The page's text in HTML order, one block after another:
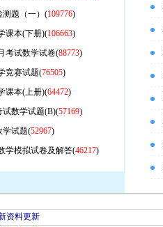
测题（一）(109776)
课本(下册)(106663)
考试数学试卷(88773)
竞赛试题(76505)
课本(上册)(64472)
数学试题(B)(57169)
学试题(52967)
学模拟试卷及解答(46217)
资料更新